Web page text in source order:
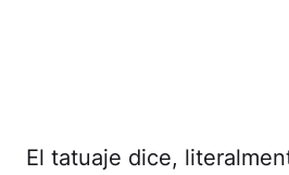
El tatuaje dice,